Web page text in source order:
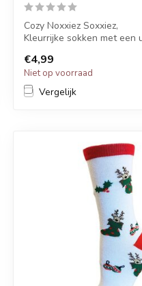
Cozy Noxxiez Soxxiez,
Kleurrijke sokken met een
Ki...
€4,99
Niet op voorraad
Vergelijk